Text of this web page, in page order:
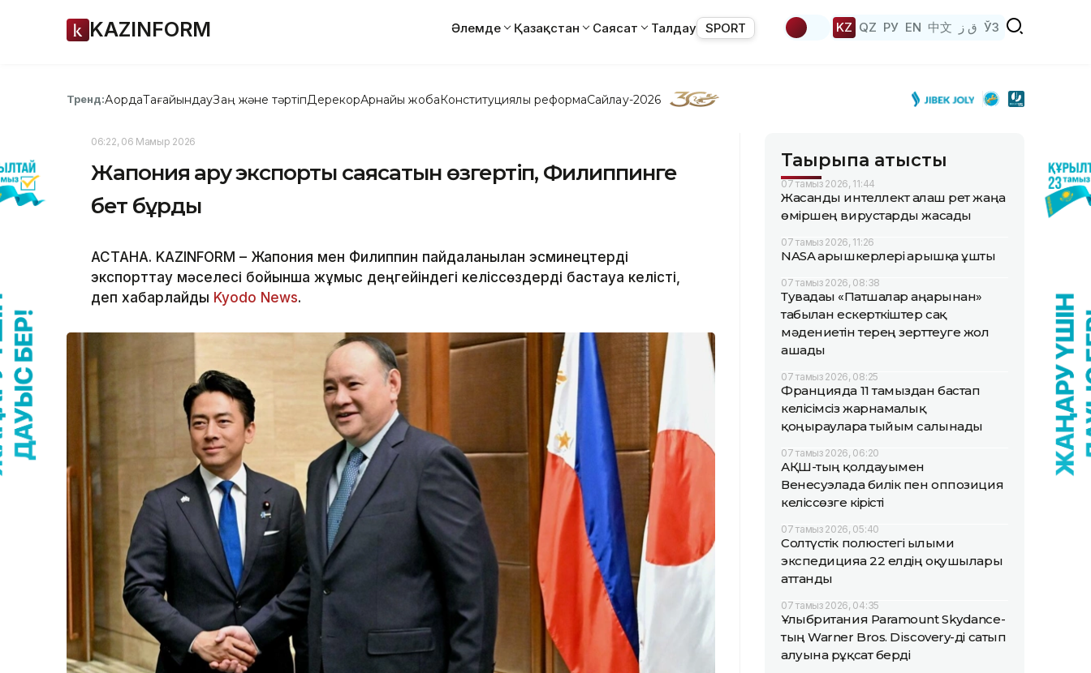
KAZINFORM Әлемде Қазақстан Саясат Талдау SPORT KZ QZ РУ EN 中文 ق ز ЎЗ
Тренд:АқордаТағайындауЗаң және тәртіпДерекқорАрнайы жобаКонституциялық реформаСайлау-2026
06:22, 06 Мамыр 2026
Жапония қару экспорты саясатын өзгертіп, Филиппинге
бет бұрды
АСТАНА. KAZINFORM – Жапония мен Филиппин пайдаланылған эсминецтерді
экспорттау мәселесі бойынша жұмыс деңгейіндегі келіссөздерді бастауға келісті,
деп хабарлайды Kyodo News.
Тақырыпқа қатысты
07 тамыз 2026, 11:44
Жасанды интеллект алғаш рет жаңа
өміршең вирустарды жасады
07 тамыз 2026, 11:26
NASA ғарышкерлері ғарышқа ұшты
07 тамыз 2026, 08:38
Тувадағы «Патшалар аңғарынан»
табылған ескерткіштер сақ
мәдениетін терең зерттеуге жол
ашады
07 тамыз 2026, 08:25
Францияда 11 тамыздан бастап
келісімсіз жарнамалық
қоңырауларға тыйым салынады
07 тамыз 2026, 06:20
АҚШ-тың қолдауымен
Венесуэлада билік пен оппозиция
келіссөзге кірісті
07 тамыз 2026, 05:40
Солтүстік полюстегі ғылыми
экспедицияға 22 елдің оқушылары
аттанды
07 тамыз 2026, 04:35
Ұлыбритания Paramount Skydance-
тың Warner Bros. Discovery-ді сатып
алуына рұқсат берді